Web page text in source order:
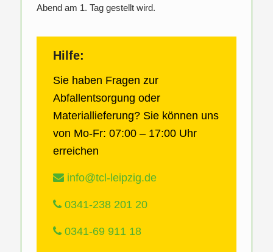
Abend am 1. Tag gestellt wird.
Hilfe:
Sie haben Fragen zur
Abfallentsorgung oder
Materiallieferung? Sie können uns
von Mo-Fr: 07:00 – 17:00 Uhr
erreichen
info@tcl-leipzig.de
0341-238 201 20
0341-69 911 18